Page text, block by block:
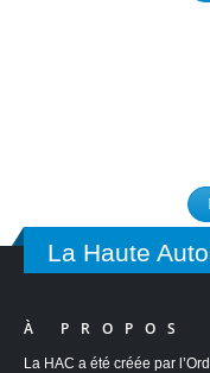
La Haute
À PROPOS
La HAC a été créée par